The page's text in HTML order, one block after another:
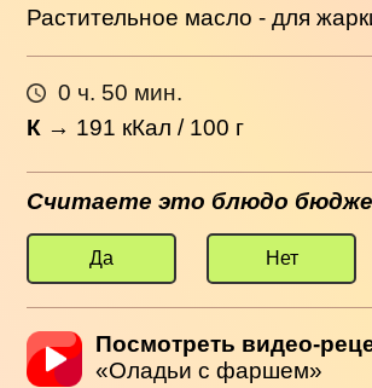
Растительное масло - для
0 ч. 50 мин.
К → 191 кКал / 100 г
Считаете это блюдо
Да Нет
Посмотреть видео-
«Оладьи с фаршем»